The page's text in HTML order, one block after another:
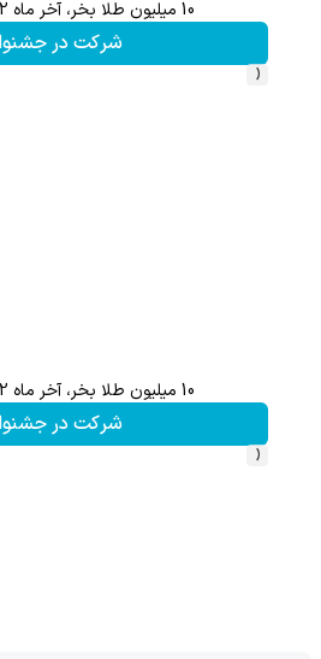
10 میلیون طلا بخر، آخر ماه 2 برابرشو ببر🔥
شرکت در
‹
10 میلیون طلا بخر، آخر ماه 2 برابرشو ببر🔥
شرکت در
‹